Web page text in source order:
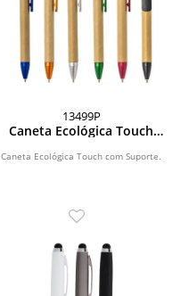
13499P
Caneta Ecológica Touch
Caneta Ecológica Touch com Suporte.